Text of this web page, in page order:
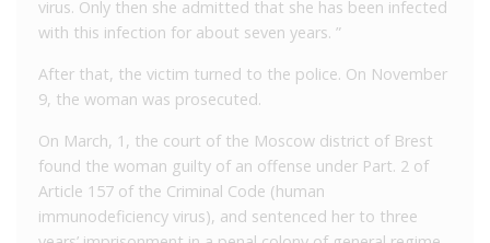
virus. Only then she admitted that she has been infected
with this infection for about seven years. ”
After that, the victim turned to the police. On November
9, the woman was prosecuted.
On March, 1, the court of the Moscow district of Brest
found the woman guilty of an offense under Part. 2 of
Article 157 of the Criminal Code (human
immunodeficiency virus), and sentenced her to three